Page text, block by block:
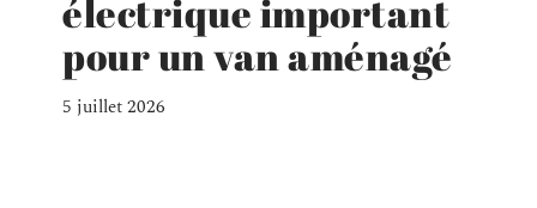
électrique important
pour un van aménagé
5 juillet 2026